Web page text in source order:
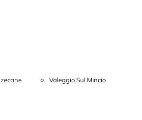
Valeggio Sul Mincio